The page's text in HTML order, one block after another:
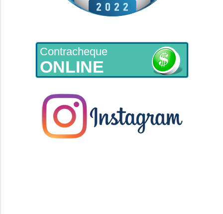
Contracheque
ONLINE